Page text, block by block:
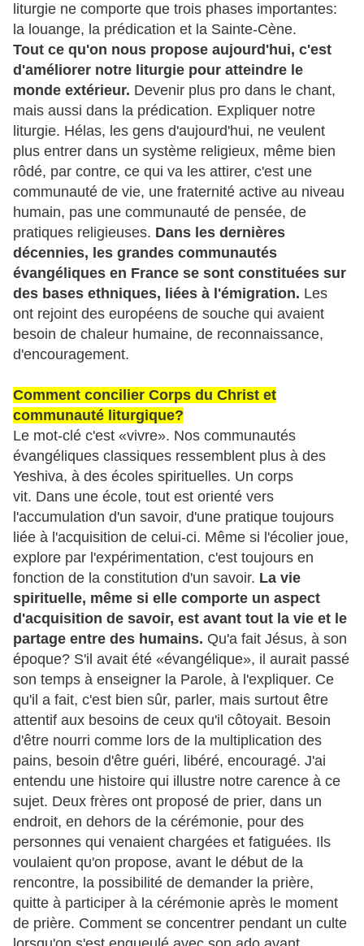
liturgie ne comporte que trois phases importantes:
la louange, la prédication et la Sainte-Cène.
Tout ce qu'on nous propose aujourd'hui, c'est
d'améliorer notre liturgie pour atteindre le
monde extérieur. Devenir plus pro dans le chant,
mais aussi dans la prédication. Expliquer notre
liturgie. Hélas, les gens d'aujourd'hui, ne veulent
plus entrer dans un système religieux, même bien
rôdé, par contre, ce qui va les attirer, c'est une
communauté de vie, une fraternité active au niveau
humain, pas une communauté de pensée, de
pratiques religieuses. Dans les dernières
décennies, les grandes communautés
évangéliques en France se sont constituées sur
des bases ethniques, liées à l'émigration. Les
ont rejoint des européens de souche qui avaient
besoin de chaleur humaine, de reconnaissance,
d'encouragement.
Comment concilier Corps du Christ et
communauté liturgique?
Le mot-clé c'est «vivre». Nos communautés
évangéliques classiques ressemblent plus à des
Yeshiva, à des écoles spirituelles. Un corps
vit. Dans une école, tout est orienté vers
l'accumulation d'un savoir, d'une pratique toujours
liée à l'acquisition de celui-ci. Même si l'écolier joue,
explore par l'expérimentation, c'est toujours en
fonction de la constitution d'un savoir. La vie
spirituelle, même si elle comporte un aspect
d'acquisition de savoir, est avant tout la vie et le
partage entre des humains. Qu'a fait Jésus, à son
époque? S'il avait été «évangélique», il aurait passé
son temps à enseigner la Parole, à l'expliquer. Ce
qu'il a fait, c'est bien sûr, parler, mais surtout être
attentif aux besoins de ceux qu'il côtoyait. Besoin
d'être nourri comme lors de la multiplication des
pains, besoin d'être guéri, libéré, encouragé. J'ai
entendu une histoire qui illustre notre carence à ce
sujet. Deux frères ont proposé de prier, dans un
endroit, en dehors de la cérémonie, pour des
personnes qui venaient chargées et fatiguées. Ils
voulaient qu'on propose, avant le début de la
rencontre, la possibilité de demander la prière,
quitte à participer à la cérémonie après le moment
de prière. Comment se concentrer pendant un culte